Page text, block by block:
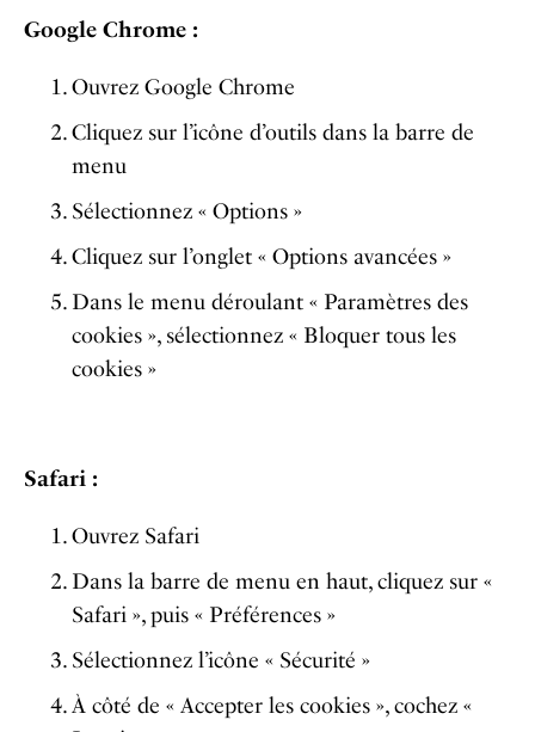
Google Chrome :
Ouvrez Google Chrome
Cliquez sur l’icône d’outils dans la barre de
menu
Sélectionnez « Options »
Cliquez sur l’onglet « Options avancées »
Dans le menu déroulant « Paramètres des
cookies », sélectionnez « Bloquer tous les
cookies »
Safari :
Ouvrez Safari
Dans la barre de menu en haut, cliquez sur «
Safari », puis « Préférences »
Sélectionnez l’icône « Sécurité »
À côté de « Accepter les cookies », cochez «